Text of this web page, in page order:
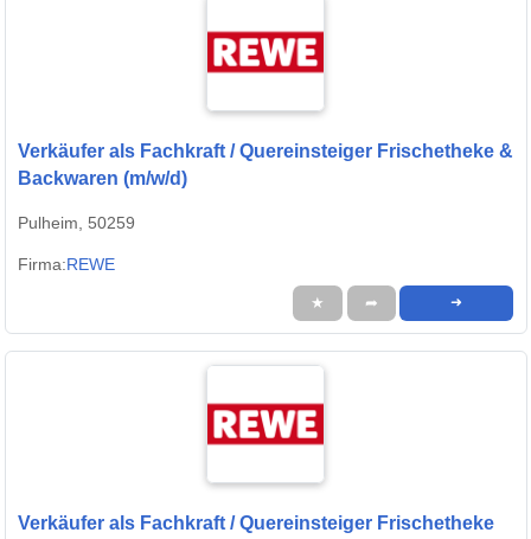
Verkäufer als Fachkraft / Quereinsteiger Frischetheke &
Backwaren (m/w/d)
Pulheim, 50259
Firma:REWE
★ ➦ ➜
Verkäufer als Fachkraft / Quereinsteiger Frischetheke